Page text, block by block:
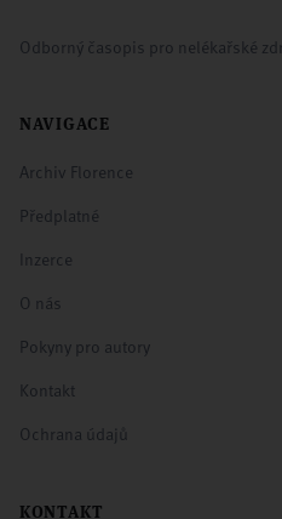
Odborný časopis pro nelékařské
NAVIGACE
Archiv Florence
Předplatné
Inzerce
O nás
Pokyny pro autory
Kontakt
Ochrana údajů
KONTAKT